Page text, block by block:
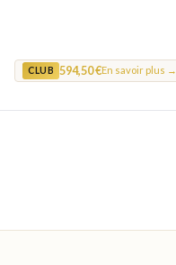
CLUB 594,50 €En savoir plus →